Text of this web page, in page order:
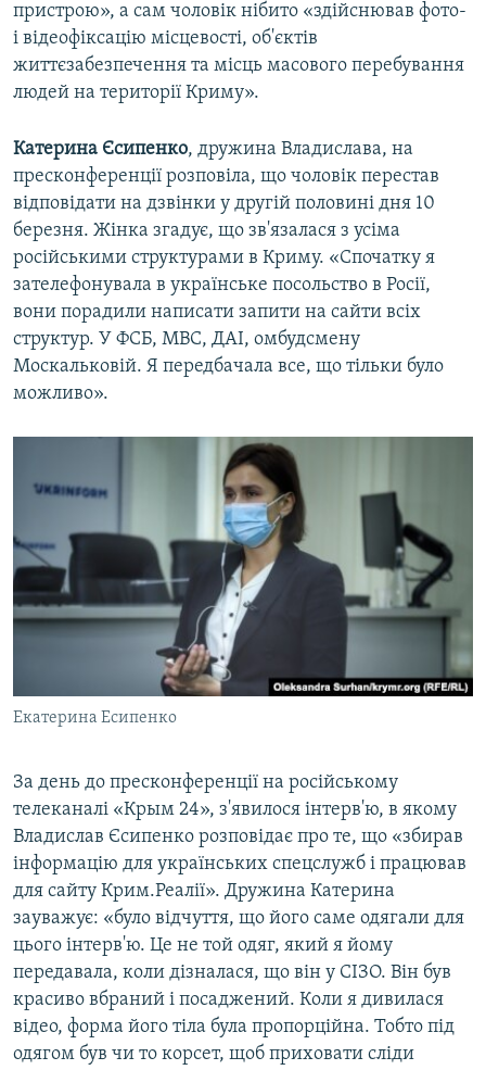
пристрою», а сам чоловік нібито «здійснював фото-
і відеофіксацію місцевості, об'єктів
життєзабезпечення та місць масового перебування
людей на території Криму».
Катерина Єсипенко, дружина Владислава, на
пресконференції розповіла, що чоловік перестав
відповідати на дзвінки у другій половині дня 10
березня. Жінка згадує, що зв'язалася з усіма
російськими структурами в Криму. «Спочатку я
зателефонувала в українське посольство в Росії,
вони порадили написати запити на сайти всіх
структур. У ФСБ, МВС, ДАІ, омбудсмену
Москальковій. Я передбачала все, що тільки було
можливо».
Екатерина Есипенко
За день до пресконференції на російському
телеканалі «Крым 24», з'явилося інтерв'ю, в якому
Владислав Єсипенко розповідає про те, що «збирав
інформацію для українських спецслужб і працював
для сайту Крим.Реалії». Дружина Катерина
зауважує: «було відчуття, що його саме одягали для
цього інтерв'ю. Це не той одяг, який я йому
передавала, коли дізналася, що він у СІЗО. Він був
красиво вбраний і посаджений. Коли я дивилася
відео, форма його тіла була пропорційна. Тобто під
одягом був чи то корсет, щоб приховати сліди